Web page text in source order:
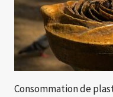
Consommation de